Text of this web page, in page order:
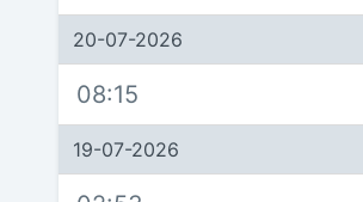
20-07-2026
08:15
19-07-2026